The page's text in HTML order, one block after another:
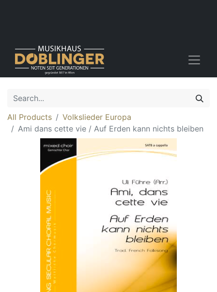
All Products
Volkslieder Europa
Ami dans cette vie / Auf Erden kann nichts bleiben